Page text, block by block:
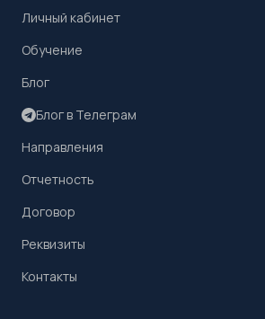
Личный кабинет
Обучение
Блог
Блог в Телеграм
Направления
Отчетность
Договор
Реквизиты
Контакты